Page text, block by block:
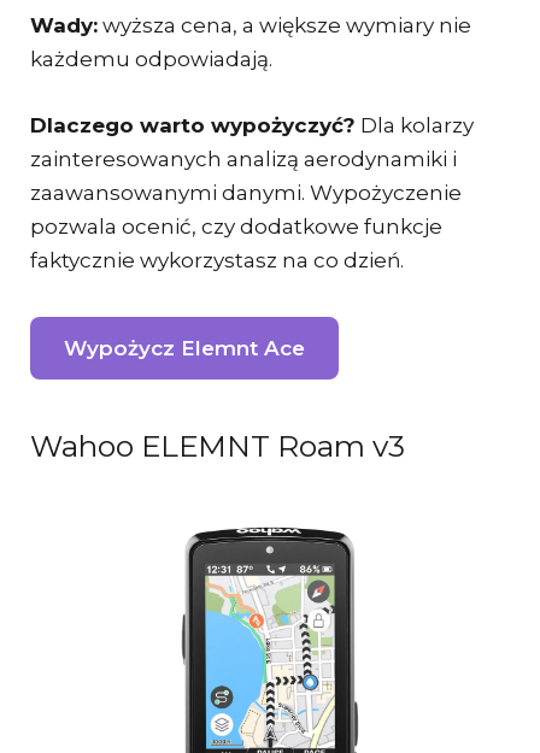
Wady: wyższa cena, a większe wymiary nie
każdemu odpowiadają.
Dlaczego warto wypożyczyć? Dla kolarzy
zainteresowanych analizą aerodynamiki i
zaawansowanymi danymi. Wypożyczenie
pozwala ocenić, czy dodatkowe funkcje
faktycznie wykorzystasz na co dzień.
Wypożycz Elemnt Ace
Wahoo ELEMNT Roam v3